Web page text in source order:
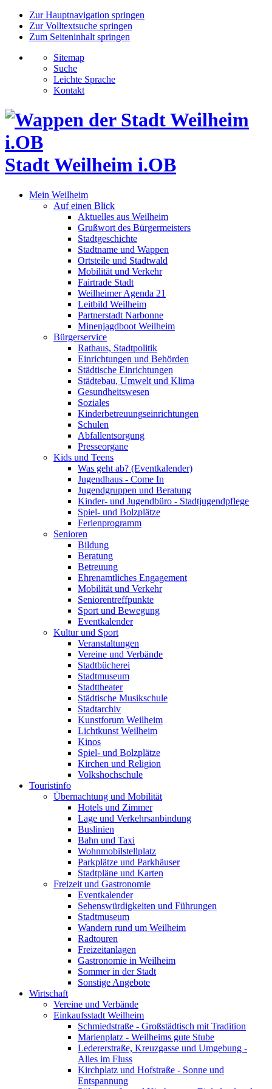
Zur Hauptnavigation springen
Zur Volltextsuche springen
Zum Seiteninhalt springen
Sitemap
Suche
Leichte Sprache
Kontakt
Stadt Weilheim i.OB
Mein Weilheim
Auf einen Blick
Aktuelles aus Weilheim
Grußwort des Bürgermeisters
Stadtgeschichte
Stadtname und Wappen
Ortsteile und Stadtwald
Mobilität und Verkehr
Fairtrade Stadt
Weilheimer Agenda 21
Leitbild Weilheim
Partnerstadt Narbonne
Minenjagdboot Weilheim
Bürgerservice
Rathaus, Stadtpolitik
Einrichtungen und Behörden
Städtische Einrichtungen
Städtebau, Umwelt und Klima
Gesundheitswesen
Soziales
Kinderbetreuungseinrichtungen
Schulen
Abfallentsorgung
Presseorgane
Kids und Teens
Was geht ab? (Eventkalender)
Jugendhaus - Come In
Jugendgruppen und Beratung
Kinder- und Jugendbüro - Stadtjugendpflege
Spiel- und Bolzplätze
Ferienprogramm
Senioren
Bildung
Beratung
Betreuung
Ehrenamtliches Engagement
Mobilität und Verkehr
Seniorentreffpunkte
Sport und Bewegung
Eventkalender
Kultur und Sport
Veranstaltungen
Vereine und Verbände
Stadtbücherei
Stadtmuseum
Stadttheater
Städtische Musikschule
Stadtarchiv
Kunstforum Weilheim
Lichtkunst Weilheim
Kinos
Spiel- und Bolzplätze
Kirchen und Religion
Volkshochschule
Touristinfo
Übernachtung und Mobilität
Hotels und Zimmer
Lage und Verkehrsanbindung
Buslinien
Bahn und Taxi
Wohnmobilstellplatz
Parkplätze und Parkhäuser
Stadtpläne und Karten
Freizeit und Gastronomie
Eventkalender
Sehenswürdigkeiten und Führungen
Stadtmuseum
Wandern rund um Weilheim
Radtouren
Freizeitanlagen
Gastronomie in Weilheim
Sommer in der Stadt
Sonstige Angebote
Wirtschaft
Vereine und Verbände
Einkaufsstadt Weilheim
Schmiedstraße - Großstädtisch mit Tradition
Marienplatz - Weilheims gute Stube
Ledererstraße, Kreuzgasse und Umgebung -
Alles im Fluss
Kirchplatz und Hofstraße - Sonne und
Entspannung